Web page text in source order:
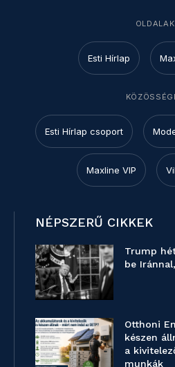
OLDALAK
Esti Hírlap
Esti Hírlap csoport
Maxline VIP
NÉPSZERŰ CIKKEK
Trump
be
Otthoni
készen
a
munkák